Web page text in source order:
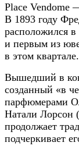
Place Vendome
В 1893 году
расположился в
и первым из
в этом квартале.
Вышедший в
созданный «в
парфюмерами
Натали Лорсон
продолжает
подчеркивает